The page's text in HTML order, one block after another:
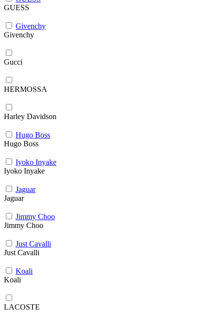
GUESS
Givenchy
Givenchy
Gucci
HERMOSSA
Harley Davidson
Hugo Boss
Hugo Boss
Iyoko Inyake
Iyoko Inyake
Jaguar
Jaguar
Jimmy Choo
Jimmy Choo
Just Cavalli
Just Cavalli
Koali
Koali
LACOSTE